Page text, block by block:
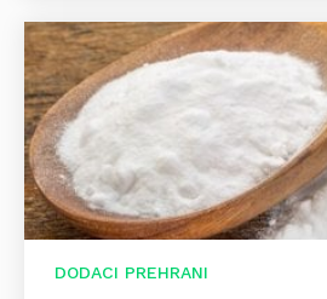
DODACI PREHRANI